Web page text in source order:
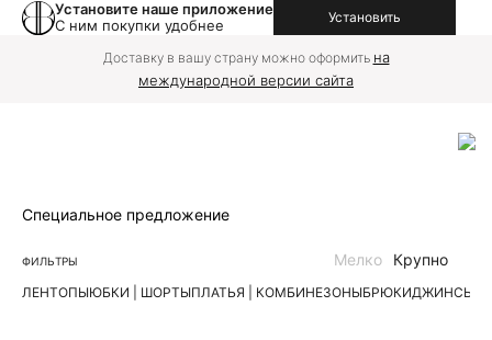
Установите наше приложение
С ним покупки удобнее
Установить
Доставку в вашу страну можно оформить на
международной версии сайта
Специальное предложение
ФИЛЬТРЫ
ЛЕНТОПЫЮБКИ | ШОРТЫПЛАТЬЯ | КОМБИНЕЗОНЫБРЮКИДЖИНСЫ
Мелко Крупно